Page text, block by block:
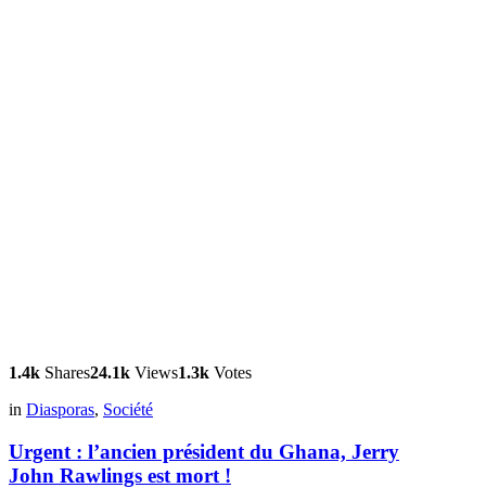
1.4k Shares24.1k Views1.3k Votes
in Diasporas, Société
Urgent : l’ancien président du Ghana, Jerry
John Rawlings est mort !